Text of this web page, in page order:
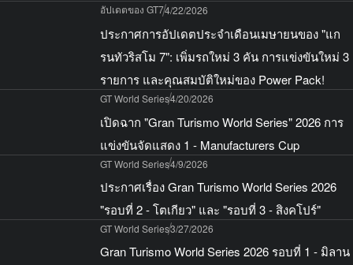
อัปเดตของ GT74/22/2026
ประกาศการอัปเดตประจำเดือนเมษายนของ "แก
รนทัวริสโม 7": เพิ่มรถใหม่ 3 คัน การแข่งขันใหม่ 3
รายการ และคุณสมบัติใหม่ของ Power Pack!
GT World Series4/20/2026
เปิดฉาก "Gran Turismo World Series" 2026 การ
แข่งขันจัดแสดง 1 - Manufacturers Cup
GT World Series4/9/2026
ประกาศเรื่อง Gran Turismo World Series 2026
"รอบที่ 2 - โตเกียว" และ "รอบที่ 3 - สิงคโปร์"
GT World Series3/27/2026
Gran Turismo World Series 2026 รอบที่ 1 - มิลาน